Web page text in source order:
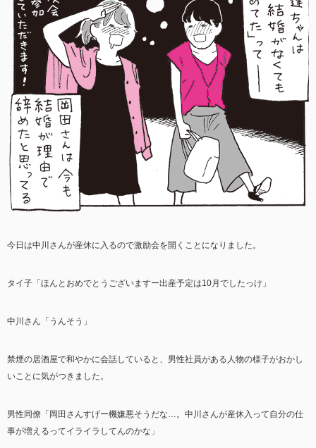
今日は中川さんが産休に入るので激励会を開くことになりました。
タイ子「ほんとおめでとうございますー出産予定は10月でしたっけ」
中川さん「うんそう」
禁煙の居酒屋で和やかに会話していると、男性社員がある人物の様子がおかし
いことに気がつきました。
男性同僚「岡田さんすげー機嫌悪そうだな…。中川さんが産休入って自分の仕
事が増えるってイライラしてんのかな」